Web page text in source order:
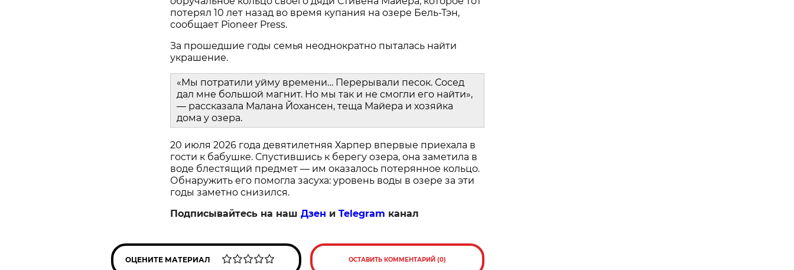
потерял 10 лет назад во время купания на озере Бель-Тэн,
сообщает Pioneer Press.
За прошедшие годы семья неоднократно пыталась найти
украшение.
«Мы потратили уйму времени… Перерывали песок. Сосед
дал мне большой магнит. Но мы так и не смогли его найти»,
— рассказала Малана Йохансен, теща Майера и хозяйка
дома у озера.
20 июля 2026 года девятилетняя Харпер впервые приехала в
гости к бабушке. Спустившись к берегу озера, она заметила в
воде блестящий предмет — им оказалось потерянное кольцо.
Обнаружить его помогла засуха: уровень воды в озере за эти
годы заметно снизился.
Подписывайтесь на наш Дзен и Telegram канал
ОЦЕНИТЕ МАТЕРИАЛ ОСТАВИТЬ КОММЕНТАРИЙ (0)